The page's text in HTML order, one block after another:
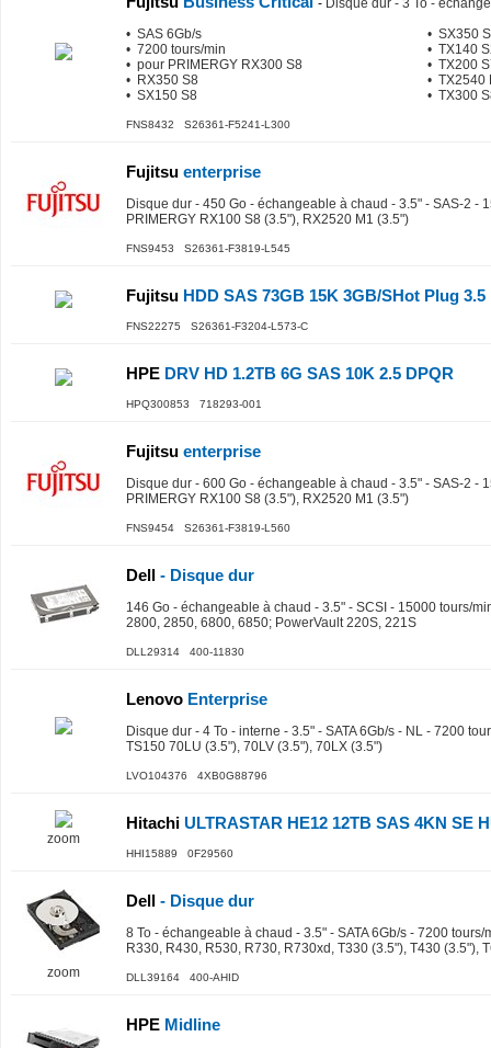
- Disque dur - 3 To -
• SAS 6Gb/s
• 7200 tours/min
• pour PRIMERGY RX300 S8
• RX350 S8
• SX150 S8
• SX350
• TX140
• TX200
• TX2540
• TX300
FNS8432 S26361-F5241-L300
Fujitsu enterprise
Disque dur - 450 Go - échangeable à chaud - 3.5" - SAS-2 -
PRIMERGY RX100 S8 (3.5"), RX2520 M1 (3.5")
FNS9453 S26361-F3819-L545
Fujitsu HDD SAS 73GB 15K 3GB/SHot Plug 3.5
FNS22275 S26361-F3204-L573-C
HPE DRV HD 1.2TB 6G SAS 10K 2.5 DPQR
HPQ300853 718293-001
Fujitsu enterprise
Disque dur - 600 Go - échangeable à chaud - 3.5" - SAS-2 -
PRIMERGY RX100 S8 (3.5"), RX2520 M1 (3.5")
FNS9454 S26361-F3819-L560
Dell - Disque dur
146 Go - échangeable à chaud - 3.5" - SCSI - 15000 tours/
2800, 2850, 6800, 6850; PowerVault 220S, 221S
DLL29314 400-11830
Lenovo Enterprise
Disque dur - 4 To - interne - 3.5" - SATA 6Gb/s - NL - 7200
TS150 70LU (3.5"), 70LV (3.5"), 70LX (3.5")
LVO104376 4XB0G88796
zoom
Hitachi ULTRASTAR HE12 12TB SAS 4KN SE
HHI15889 0F29560
zoom
Dell - Disque dur
8 To - échangeable à chaud - 3.5" - SATA 6Gb/s - 7200
R330, R430, R530, R730, R730xd, T330 (3.5"), T430 (3.5"),
DLL39164 400-AHID
HPE Midline